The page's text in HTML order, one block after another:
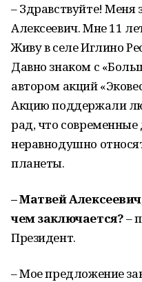
– Здравствуйте! Меня
Алексеевич. Мне 11
Живу в селе Иглино
Давно знаком с
автором акций
Акцию поддержали
рад, что
неравнодушно
планеты.
– Матвей
чем заключается?–
Президент.
– Мое предложение